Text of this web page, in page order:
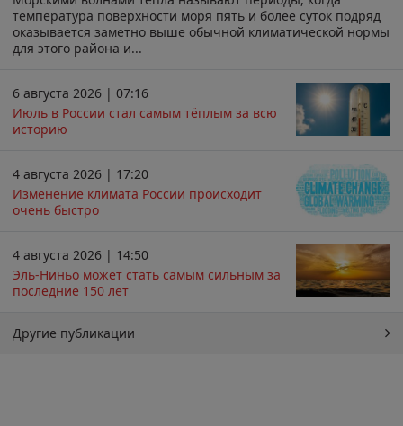
температура поверхности моря пять и более суток подряд
оказывается заметно выше обычной климатической нормы
для этого района и...
6 августа 2026 | 07:16
Июль в России стал самым тёплым за всю
историю
4 августа 2026 | 17:20
Изменение климата России происходит
очень быстро
4 августа 2026 | 14:50
Эль-Ниньо может стать самым сильным за
последние 150 лет
Другие публикации